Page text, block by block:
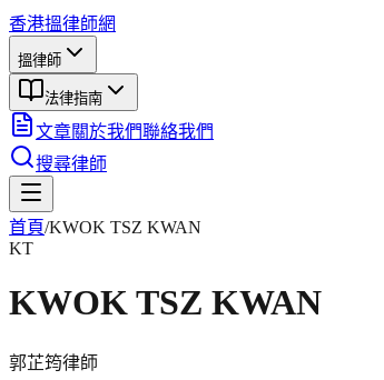
香港搵律師網
搵律師
法律指南
文章關於我們聯絡我們
搜尋律師
首頁/KWOK TSZ KWAN
KT
KWOK TSZ KWAN
郭芷筠律師